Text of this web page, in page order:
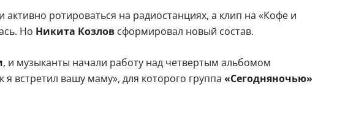
ротироваться на радиостанциях, а клип на «Кофе и
Но Никита Козловсформировал новый состав.
, и музыканты начали работу над четвертым альбомом
встретил вашу маму», для которого группа «Сегодняночью»